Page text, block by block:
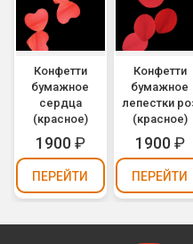
Конфетти
бумажное
сердца
(красное)
1900₽
ПЕРЕЙТИ
Конфетти
бумажное
лепестки
(красное)
1900₽
ПЕРЕЙТИ